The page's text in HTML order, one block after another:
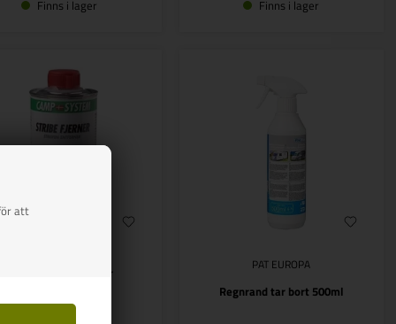
att
Finns i lager Finns i lager
Camp Stripe Remover PAT EUROPA
Regnrand tar bort 500ml